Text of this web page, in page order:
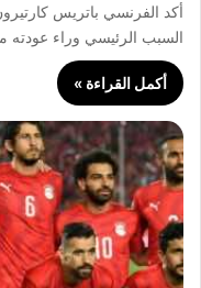
أكد الفرنسي باتريس
السبب الرئيسي وراء عودته
أكمل القراءة »